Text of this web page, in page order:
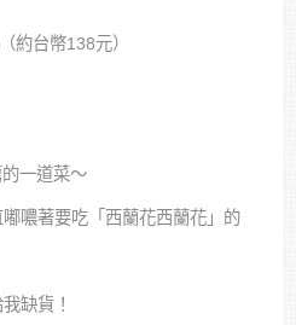
約台幣138元）
一道菜～
噥著要吃「西蘭花西蘭花」的
缺貨！